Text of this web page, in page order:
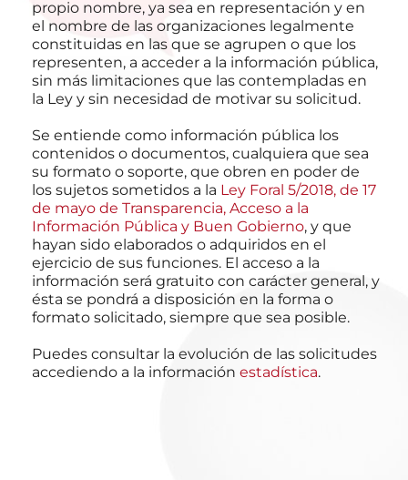
propio nombre, ya sea en representación y en
el nombre de las organizaciones legalmente
constituidas en las que se agrupen o que los
representen, a acceder a la información pública,
sin más limitaciones que las contempladas en
la Ley y sin necesidad de motivar su solicitud.
Se entiende como información pública los
contenidos o documentos, cualquiera que sea
su formato o soporte, que obren en poder de
los sujetos sometidos a la Ley Foral 5/2018, de 17
de mayo de Transparencia, Acceso a la
Información Pública y Buen Gobierno, y que
hayan sido elaborados o adquiridos en el
ejercicio de sus funciones. El acceso a la
información será gratuito con carácter general, y
ésta se pondrá a disposición en la forma o
formato solicitado, siempre que sea posible.
Puedes consultar la evolución de las solicitudes
accediendo a la información estadística.